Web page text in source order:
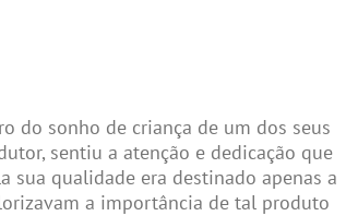
do sonho de criança de um dos seus
sentiu a atenção e dedicação que
sua qualidade era destinado apenas a
a importância de tal produto